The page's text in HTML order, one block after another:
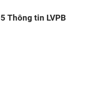
Thông tin LVPB